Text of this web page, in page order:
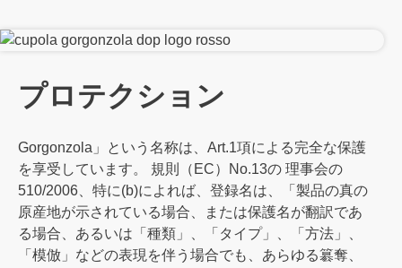
プロテクション
Gorgonzola」という名称は、Art.1項による完全な保護
を享受しています。 規則（EC）No.13の 理事会の
510/2006、特に(b)によれば、登録名は、「製品の真の
原産地が示されている場合、または保護名が翻訳であ
る場合、あるいは「種類」、「タイプ」、「方法」、
「模倣」などの表現を伴う場合でも、あらゆる簒奪、